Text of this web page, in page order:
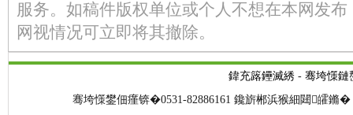
服务。如稿件版权单位或个人不想在本网发
网视情况可立即将其撤除。
鍏充簬鑸滅綉- 骞垮憡鏈
骞垮憡鐢佃瘽锛�0531-82886161 鑱旂郴浜猴細閮皬鏅